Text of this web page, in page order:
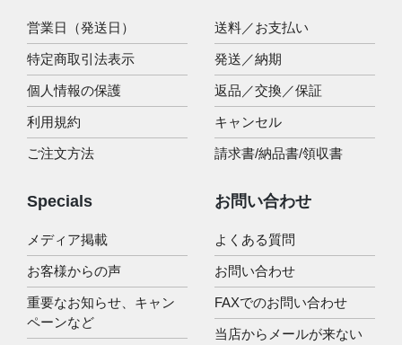
営業日（発送日）
特定商取引法表示
個人情報の保護
利用規約
ご注文方法
送料／お支払い
発送／納期
返品／交換／保証
キャンセル
請求書/納品書/領収書
Specials
メディア掲載
お客様からの声
重要なお知らせ、キャン
ペーンなど
お問い合わせ
よくある質問
お問い合わせ
FAXでのお問い合わせ
当店からメールが来ない